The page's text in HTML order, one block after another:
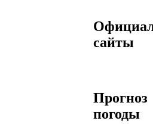
сайты
Прогноз
погоды